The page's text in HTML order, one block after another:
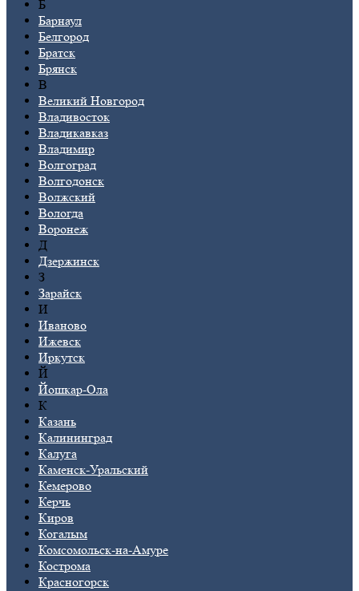
Б
Барнаул
Белгород
Братск
Брянск
В
Великий Новгород
Владивосток
Владикавказ
Владимир
Волгоград
Волгодонск
Волжский
Вологда
Воронеж
Д
Дзержинск
З
Зарайск
И
Иваново
Ижевск
Иркутск
Й
Йошкар-Ола
К
Казань
Калининград
Калуга
Каменск-Уральский
Кемерово
Керчь
Киров
Когалым
Комсомольск-на-Амуре
Кострома
Красногорск